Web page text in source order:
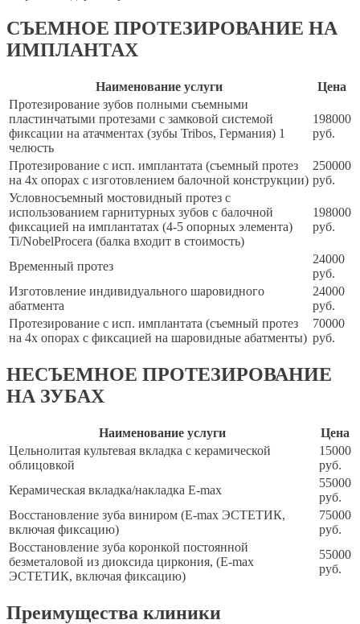
СЪЕМНОЕ ПРОТЕЗИРОВАНИЕ НА
ИМПЛАНТАХ
Наименование услуги
Цена
Протезирование зубов полными съемными
пластинчатыми протезами с замковой системой
фиксации на атачментах (зубы Tribos, Германия) 1
челюсть
198000
руб.
Протезирование с исп. имплантата (съемный протез
на 4х опорах с изготовлением балочной конструкции)
250000
руб.
Условносъемный мостовидный протез с
использованием гарнитурных зубов с балочной
фиксацией на имплантатах (4-5 опорных элемента)
Ti/NobelProcera (балка входит в стоимость)
198000
руб.
Временный протез
24000
руб.
Изготовление индивидуального шаровидного
абатмента
24000
руб.
Протезирование с исп. имплантата (съемный протез
на 4х опорах с фиксацией на шаровидные абатменты)
70000
руб.
НЕСЪЕМНОЕ ПРОТЕЗИРОВАНИЕ
НА ЗУБАХ
Наименование услуги
Цена
Цельнолитая культевая вкладка с керамической
облицовкой
15000
руб.
Керамическая вкладка/накладка E-max
55000
руб.
Восстановление зуба виниром (E-max ЭСТЕТИК,
включая фиксацию)
75000
руб.
Восстановление зуба коронкой постоянной
безметаловой из диоксида циркония, (E-max
ЭСТЕТИК, включая фиксацию)
55000
руб.
Преимущества клиники